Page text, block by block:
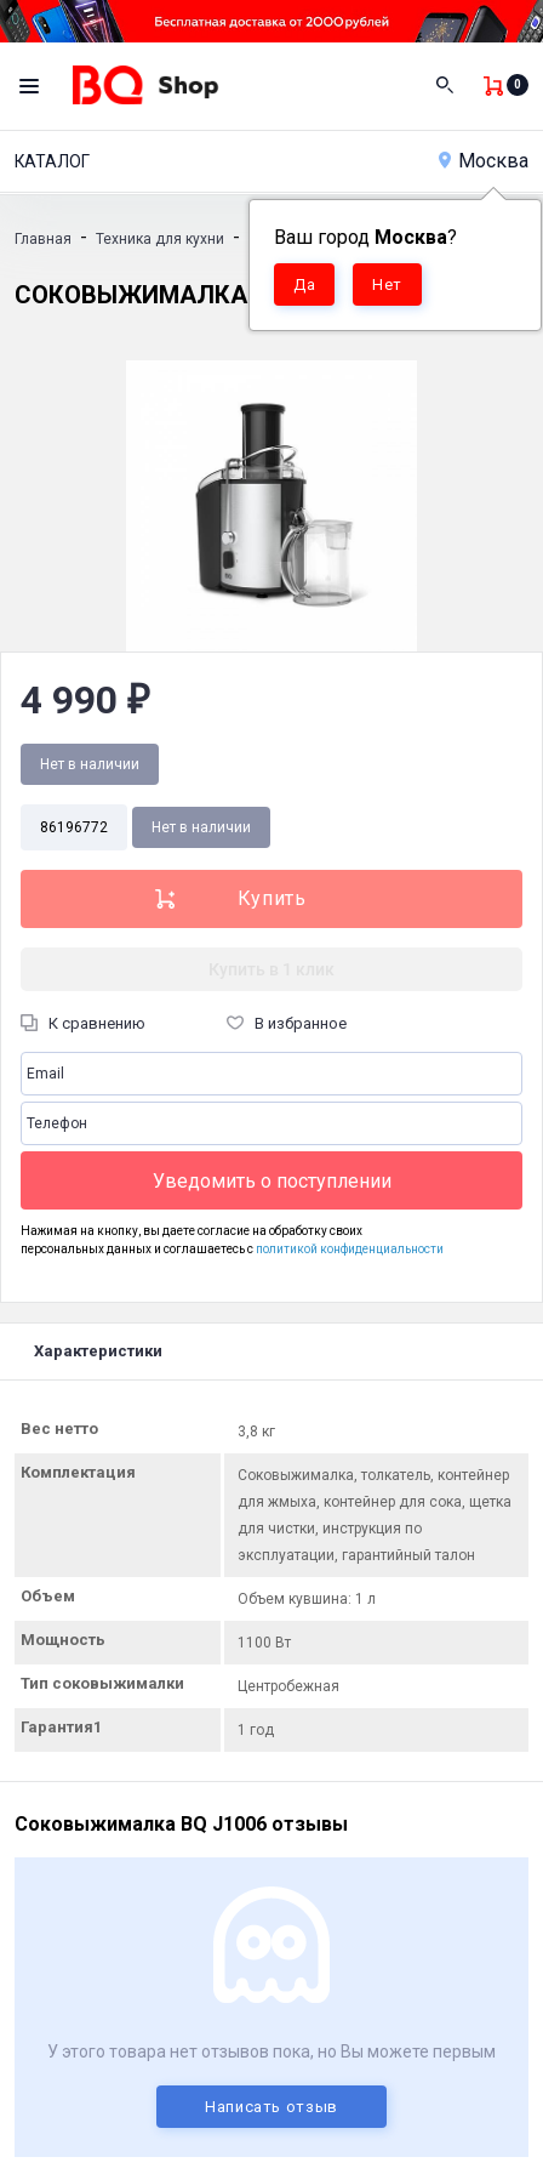
0
КАТАЛОГ Москва
Ваш город Москва?
Главная - Техника для кухни - Соковыжималки - Соковыжималка BQ
СОКОВЫЖИМАЛКА BQ J1006
4 990 ₽
Нет в наличии
86196772 Нет в наличии
К сравнению В избранное
Уведомить о поступлении
Нажимая на кнопку, вы даете согласие на обработку своих
персональных данных и соглашаетесь с политикой конфиденциальности
Характеристики
Вес нетто 3,8 кг
Комплектация
Соковыжималка, толкатель, контейнер
для жмыха, контейнер для сока, щетка
для чистки, инструкция по
эксплуатации, гарантийный талон
Объем Объем кувшина: 1 л
Мощность 1100 Вт
Тип соковыжималки Центробежная
Гарантия1 1 год
Соковыжималка BQ J1006 отзывы
У этого товара нет отзывов пока, но Вы можете первым
Написать отзыв